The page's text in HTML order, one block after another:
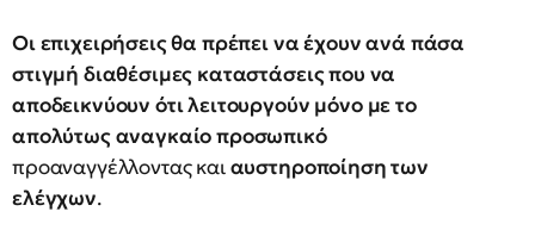
Οι επιχειρήσεις θα πρέπει να έχουν ανά πάσα
στιγμή διαθέσιμες καταστάσεις που να
αποδεικνύουν ότι λειτουργούν μόνο με το
απολύτως αναγκαίο προσωπικό
προαναγγέλλοντας καιαυστηροποίηση των
ελέγχων.